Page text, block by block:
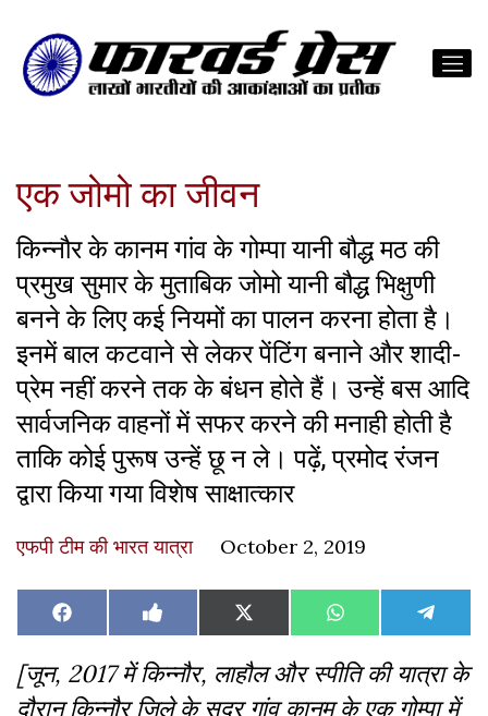
एक जोमो का जीवन
किन्नौर के कानम गांव के गोम्पा यानी बौद्ध मठ की
प्रमुख सुमार के मुताबिक जोमो यानी बौद्ध भिक्षुणी
बनने के लिए कई नियमों का पालन करना होता है।
इनमें बाल कटवाने से लेकर पेंटिंग बनाने और शादी-
प्रेम नहीं करने तक के बंधन होते हैं। उन्हें बस आदि
सार्वजनिक वाहनों में सफर करने की मनाही होती है
ताकि कोई पुरूष उन्हें छू न ले। पढ़ें, प्रमोद रंजन
द्वारा किया गया विशेष साक्षात्कार
एफपी टीम की भारत यात्रा October 2, 2019
Share
on
Facebook Share
on
Like
on
Facebook
Share
on
X
(Twitter)
Share
on
WhatsAppShare
on
[जून, 2017 में किन्नौर, लाहौल और स्पीति की यात्रा के
दौरान किन्नौर जिले के सुदूर गांव कानम के एक गोम्पा में